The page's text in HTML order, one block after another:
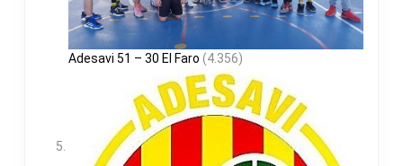
Adesavi 51 – 30 El Faro (4.356)